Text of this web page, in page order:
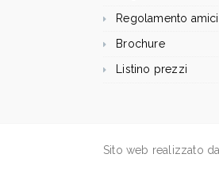
Regolamento
Brochure
Listino prezzi
Sito web realizzato da